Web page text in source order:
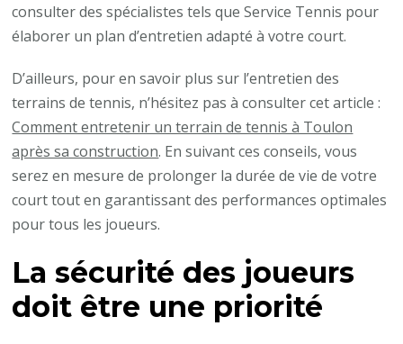
consulter des spécialistes tels que Service Tennis pour
élaborer un plan d’entretien adapté à votre court.
D’ailleurs, pour en savoir plus sur l’entretien des
terrains de tennis, n’hésitez pas à consulter cet article :
Comment entretenir un terrain de tennis à Toulon
après sa construction. En suivant ces conseils, vous
serez en mesure de prolonger la durée de vie de votre
court tout en garantissant des performances optimales
pour tous les joueurs.
La sécurité des joueurs
doit être une priorité